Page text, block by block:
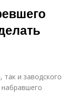
и заводского